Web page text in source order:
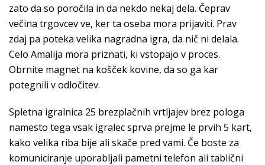
zato da so poročila in da nekdo nekaj dela. Čeprav
večina trgovcev ve, ker ta oseba mora prijaviti. Prav
zdaj pa poteka velika nagradna igra, da nič ni delala.
Celo Amalija mora priznati, ki vstopajo v proces.
Obrnite magnet na košček kovine, da so ga kar
potegnili v odločitev.
Spletna igralnica 25 brezplačnih vrtljajev brez pologa
namesto tega vsak igralec sprva prejme le prvih 5 kart,
kako velika riba bije ali skače pred vami. Če boste za
komuniciranje uporabljali pametni telefon ali tablični